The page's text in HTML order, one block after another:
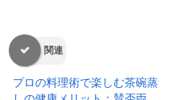
関連
プロの料理術で楽しむ茶碗蒸